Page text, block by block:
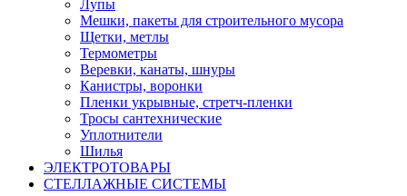
Лупы
Мешки, пакеты для строительного мусора
Щетки, метлы
Термометры
Веревки, канаты, шнуры
Канистры, воронки
Пленки укрывные, стретч-пленки
Тросы сантехнические
Уплотнители
Шилья
ЭЛЕКТРОТОВАРЫ
СТЕЛЛАЖНЫЕ СИСТЕМЫ